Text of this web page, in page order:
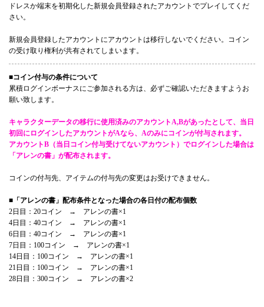
ドレスか端末を初期化した新規会員登録されたアカウントでプレイしてくだ
さい。
新規会員登録したアカウントにアカウントは移行しないでください。コイン
の受け取り権利が共有されてしまいます。
■コイン付与の条件について
累積ログインボーナスにご参加される方は、必ずご確認いただきますようお
願い致します。
キャラクターデータの移行に使用済みのアカウントA,Bがあったとして、当日
初回にログインしたアカウントがAなら、Aのみにコインが付与されます。
アカウントB（当日コイン付与受けてないアカウント）でログインした場合は
「アレンの書」が配布されます。
コインの付与先、アイテムの付与先の変更はお受けできません。
■「アレンの書」配布条件となった場合の各日付の配布個数
2日目：20コイン → アレンの書×1
4日目：40コイン → アレンの書×1
6日目：40コイン → アレンの書×1
7日目：100コイン → アレンの書×1
14日目：100コイン → アレンの書×1
21日目：100コイン → アレンの書×1
28日目：300コイン → アレンの書×2